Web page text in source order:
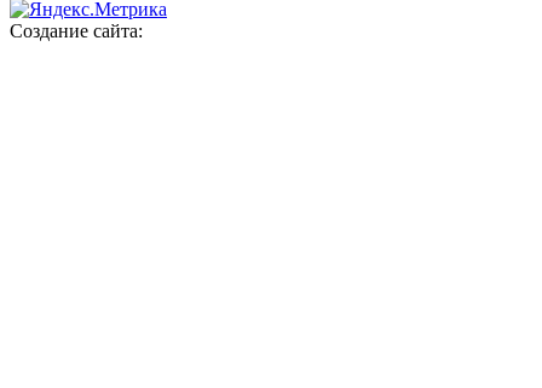
Создание сайта: